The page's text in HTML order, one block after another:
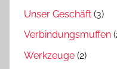
Unser Geschäft (3)
Verbindungsmuffen
Werkzeuge (2)